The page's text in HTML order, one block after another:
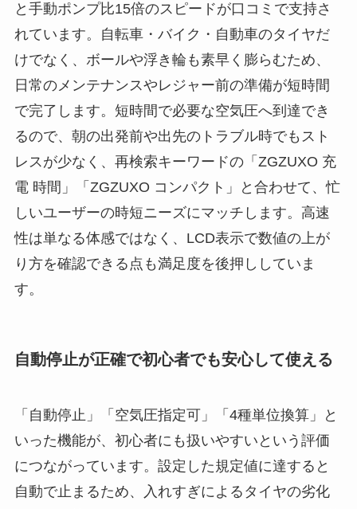
と手動ポンプ比15倍のスピードが口コミで支持さ
れています。自転車・バイク・自動車のタイヤだ
けでなく、ボールや浮き輪も素早く膨らむため、
日常のメンテナンスやレジャー前の準備が短時間
で完了します。短時間で必要な空気圧へ到達でき
るので、朝の出発前や出先のトラブル時でもスト
レスが少なく、再検索キーワードの「ZGZUXO 充
電 時間」「ZGZUXO コンパクト」と合わせて、忙
しいユーザーの時短ニーズにマッチします。高速
性は単なる体感ではなく、LCD表示で数値の上が
り方を確認できる点も満足度を後押ししていま
す。
自動停止が正確で初心者でも安心して使える
「自動停止」「空気圧指定可」「4種単位換算」と
いった機能が、初心者にも扱いやすいという評価
につながっています。設定した規定値に達すると
自動で止まるため、入れすぎによるタイヤの劣化